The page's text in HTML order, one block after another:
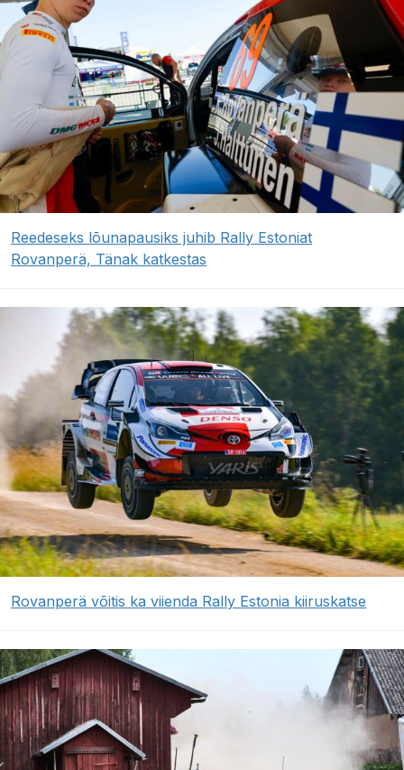
Reedeseks lõunapausiks juhib Rally Estoniat
Rovanperä, Tänak katkestas
Rovanperä võitis ka viienda Rally Estonia kiiruskatse